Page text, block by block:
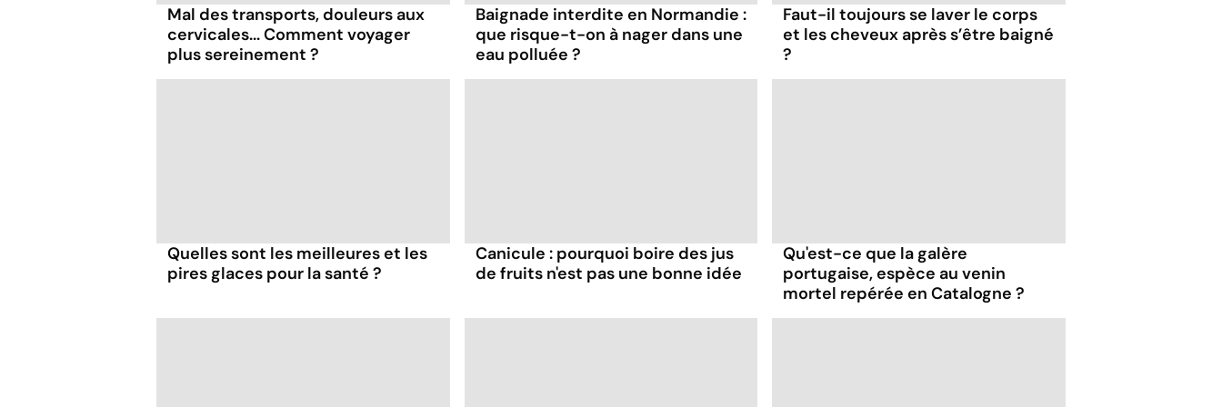
Mal des transports, douleurs aux
cervicales... Comment voyager
plus sereinement ?
Baignade interdite en Normandie :
que risque-t-on à nager dans une
eau polluée ?
Faut-il toujours se laver le corps
et les cheveux après s’être baigné
?
Quelles sont les meilleures et les
pires glaces pour la santé ?
Canicule : pourquoi boire des jus
de fruits n'est pas une bonne idée
Qu'est-ce que la galère
portugaise, espèce au venin
mortel repérée en Catalogne ?